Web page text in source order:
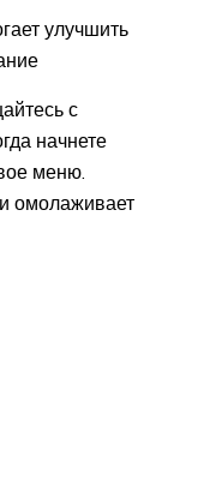
улучшить
с
начнете
меню.
омолаживает